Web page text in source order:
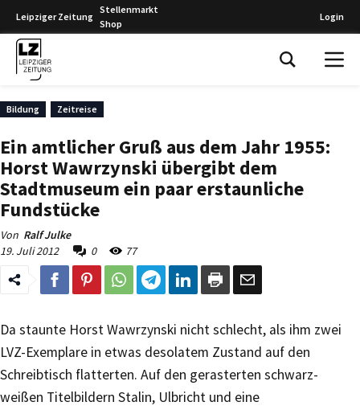
Leipziger Zeitung
Stellenmarkt
Shop
Login
Bildung Zeitreise
Ein amtlicher Gruß aus dem Jahr 1955:
Horst Wawrzynski übergibt dem
Stadtmuseum ein paar erstaunliche
Fundstücke
Von Ralf Julke
19. Juli 2012
0 77
Da staunte Horst Wawrzynski nicht schlecht, als ihm zwei
LVZ-Exemplare in etwas desolatem Zustand auf den
Schreibtisch flatterten. Auf den gerasterten schwarz-
weißen Titelbildern Stalin, Ulbricht und eine